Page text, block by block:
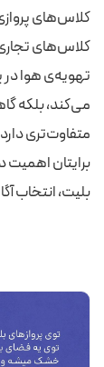
کلاس‌های
کلاس‌های
تهویه‌ی هوا در
می‌کند، بلکه
متفاوت‌تری
برایتان اهمیت
بلیت، انتخاب